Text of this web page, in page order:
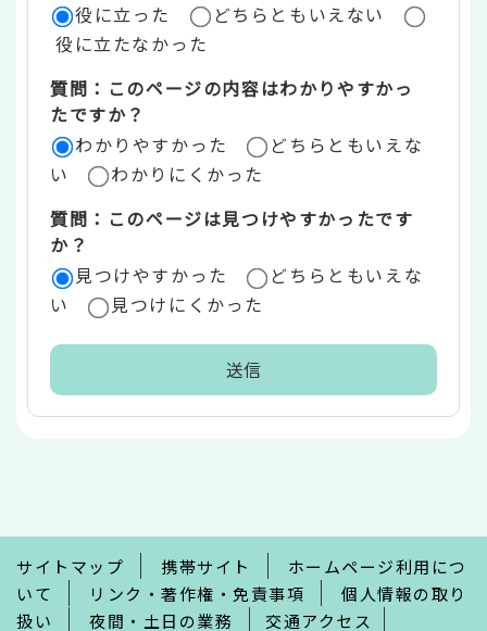
価
リ
ア
役に立った
どちらともいえない
役に立たなかった
質問：このページの内容はわかりやすかっ
たですか？
わかりやすかった
どちらともいえな
い
わかりにくかった
質問：このページは見つけやすかったです
か？
見つけやすかった
どちらともいえな
い
見つけにくかった
で
サイトマップ 携帯サイト
ホームページ利用につ
いて
リンク・著作権・免責事項
個人情報の取り
扱い
夜間・土日の業務 交通アクセス